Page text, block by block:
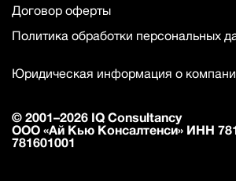
Договор оферты
Политика обработки персональных
Юридическая информация о
© 2001–2026 IQ Consultancy
ООО «Ай Кью Консалтенси» ИНН
781601001